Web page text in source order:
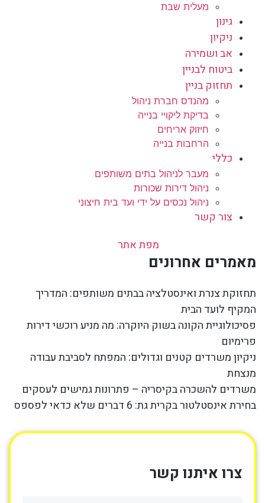
מעלית שבת
גינון
ניקיון
אב ושמירה
ביטוח לבניין
תחזוק בניין
מהנדס חברת ניהול
בדיקת ליקויי בנייה
חיזוק אריחים
הרחבות בנייה
כללי
מעבר לניהול בתים משותפים
ניהול דירות שכורות
ניהול נכסים על ידי ועד בית חיצוני
צור קשר
מפת אתר
מאמרים אחרונים
תחזוקת צנרת ואינסטלציה בבתים משותפים: המדריך
המקיף לועד הבית
פסיכולוגיית הקונה בשוק היוקרה: מה מניע רוכשי דירות
פרימיום
ניקיון משרדים קטנים וגדולים: המפתח לסביבת עבודה
מנצחת
משרדים להשכרה בקיסריה – פתרונות גמישים לעסקים
בחירת אינסטלטור בקרית גת: 6 דברים שלא כדאי לפספס
צרו איתנו קשר